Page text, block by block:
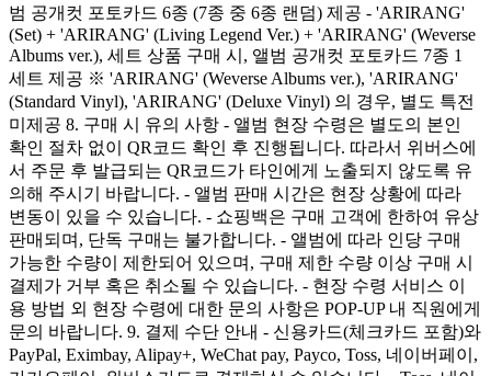
범 공개컷 포토카드 6종 (7종 중 6종 랜덤) 제공 - 'ARIRANG'
(Set) + 'ARIRANG' (Living Legend Ver.) + 'ARIRANG' (Weverse
Albums ver.), 세트 상품 구매 시, 앨범 공개컷 포토카드 7종 1
세트 제공 ※ 'ARIRANG' (Weverse Albums ver.), 'ARIRANG'
(Standard Vinyl), 'ARIRANG' (Deluxe Vinyl) 의 경우, 별도 특전
미제공 8. 구매 시 유의 사항 - 앨범 현장 수령은 별도의 본인
확인 절차 없이 QR코드 확인 후 진행됩니다. 따라서 위버스에
서 주문 후 발급되는 QR코드가 타인에게 노출되지 않도록 유
의해 주시기 바랍니다. - 앨범 판매 시간은 현장 상황에 따라
변동이 있을 수 있습니다. - 쇼핑백은 구매 고객에 한하여 유상
판매되며, 단독 구매는 불가합니다. - 앨범에 따라 인당 구매
가능한 수량이 제한되어 있으며, 구매 제한 수량 이상 구매 시
결제가 거부 혹은 취소될 수 있습니다. - 현장 수령 서비스 이
용 방법 외 현장 수령에 대한 문의 사항은 POP-UP 내 직원에게
문의 바랍니다. 9. 결제 수단 안내 - 신용카드(체크카드 포함)와
PayPal, Eximbay, Alipay+, WeChat pay, Payco, Toss, 네이버페이,